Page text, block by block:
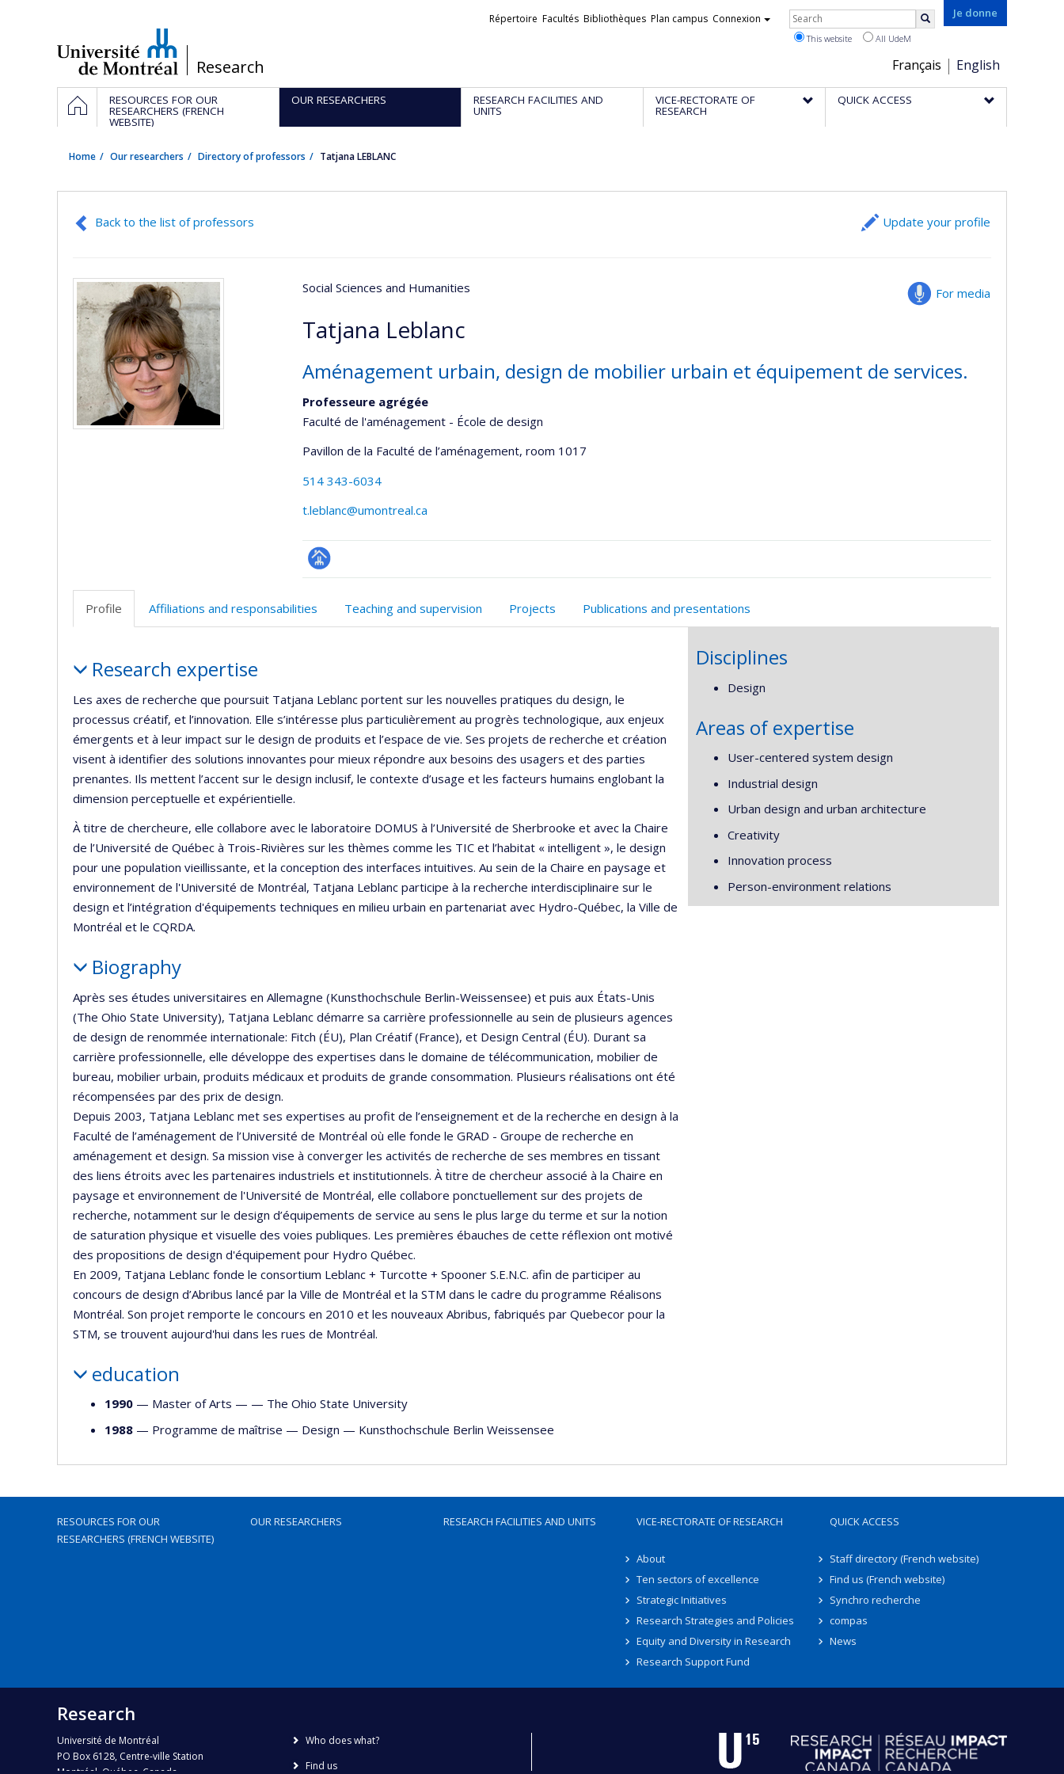
/Research
Je donne
Choix
de
la
Français English
Liens
Répertoire Facultés Bibliothèques Plan campus Connexion Rechercher
This website All UdeM
Navigation
principale
HOMERESOURCES FOR OUR
RESEARCHERS (FRENCH
WEBSITE)
OUR RESEARCHERS RESEARCH FACILITIES AND
UNITS
VICE-RECTORATE OF
RESEARCH
QUICK ACCESS
Home Our researchers Directory of professors Tatjana LEBLANC
Back to the list of professors Update your profile
For media
Social Sciences and Humanities
Tatjana Leblanc
Aménagement urbain, design de mobilier urbain et équipement de services.
Professeure agrégée
Faculté de l'aménagement - École de design
Pavillon de la Faculté de l’aménagement, room 1017
514 343-6034
t.leblanc@umontreal.ca
Page
(faculté,département,école)
Profile Affiliations and responsabilities Teaching and supervision Projects Publications and presentations
Research expertise
Les axes de recherche que poursuit Tatjana Leblanc portent sur les nouvelles pratiques du design, le
processus créatif, et l’innovation. Elle s’intéresse plus particulièrement au progrès technologique, aux enjeux
émergents et à leur impact sur le design de produits et l’espace de vie. Ses projets de recherche et création
visent à identifier des solutions innovantes pour mieux répondre aux besoins des usagers et des parties
prenantes. Ils mettent l’accent sur le design inclusif, le contexte d’usage et les facteurs humains englobant la
dimension perceptuelle et expérientielle.
À titre de chercheure, elle collabore avec le laboratoire DOMUS à l’Université de Sherbrooke et avec la Chaire
de l’Université de Québec à Trois-Rivières sur les thèmes comme les TIC et l’habitat « intelligent », le design
pour une population vieillissante, et la conception des interfaces intuitives. Au sein de la Chaire en paysage et
environnement de l'Université de Montréal, Tatjana Leblanc participe à la recherche interdisciplinaire sur le
design et l’intégration d'équipements techniques en milieu urbain en partenariat avec Hydro-Québec, la Ville de
Montréal et le CQRDA.
Biography
Après ses études universitaires en Allemagne (Kunsthochschule Berlin-Weissensee) et puis aux États-Unis
(The Ohio State University), Tatjana Leblanc démarre sa carrière professionnelle au sein de plusieurs agences
de design de renommée internationale: Fitch (ÉU), Plan Créatif (France), et Design Central (ÉU). Durant sa
carrière professionnelle, elle développe des expertises dans le domaine de télécommunication, mobilier de
bureau, mobilier urbain, produits médicaux et produits de grande consommation. Plusieurs réalisations ont été
récompensées par des prix de design.
Depuis 2003, Tatjana Leblanc met ses expertises au profit de l’enseignement et de la recherche en design à la
Faculté de l’aménagement de l’Université de Montréal où elle fonde le GRAD - Groupe de recherche en
aménagement et design. Sa mission vise à converger les activités de recherche de ses membres en tissant
des liens étroits avec les partenaires industriels et institutionnels. À titre de chercheur associé à la Chaire en
paysage et environnement de l'Université de Montréal, elle collabore ponctuellement sur des projets de
recherche, notamment sur le design d’équipements de service au sens le plus large du terme et sur la notion
de saturation physique et visuelle des voies publiques. Les premières ébauches de cette réflexion ont motivé
des propositions de design d'équipement pour Hydro Québec.
En 2009, Tatjana Leblanc fonde le consortium Leblanc + Turcotte + Spooner S.E.N.C. afin de participer au
concours de design d’Abribus lancé par la Ville de Montréal et la STM dans le cadre du programme Réalisons
Montréal. Son projet remporte le concours en 2010 et les nouveaux Abribus, fabriqués par Quebecor pour la
STM, se trouvent aujourd'hui dans les rues de Montréal.
education
1990 — Master of Arts — — The Ohio State University
1988 — Programme de maîtrise — Design — Kunsthochschule Berlin Weissensee
Disciplines
Design
Areas of expertise
User-centered system design
Industrial design
Urban design and urban architecture
Creativity
Innovation process
Person-environment relations
RESOURCES FOR OUR
RESEARCHERS (FRENCH WEBSITE)
OUR RESEARCHERS RESEARCH FACILITIES AND UNITS VICE-RECTORATE OF RESEARCH
About
Ten sectors of excellence
Strategic Initiatives
Research Strategies and Policies
Equity and Diversity in Research
Research Support Fund
QUICK ACCESS
Staff directory (French website)
Find us (French website)
Synchro recherche
compas
News
Research
Université de Montréal
PO Box 6128, Centre-ville Station
Who does what?
Find us